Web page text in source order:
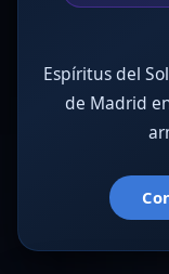
Espíritus del
de Madrid